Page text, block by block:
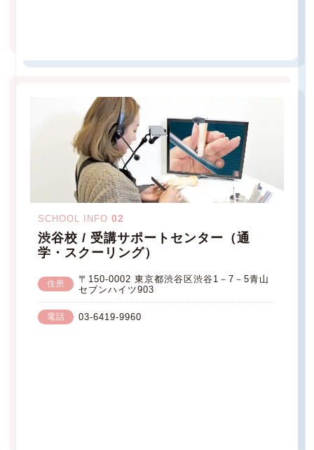
SCHOOL INFO 02
渋谷校 / 受講サポートセンター（通
学・スクーリング）
住所
〒150-0002 東京都渋谷区渋谷1－7－5青山
セブンハイツ903
電話 03-6419-9960